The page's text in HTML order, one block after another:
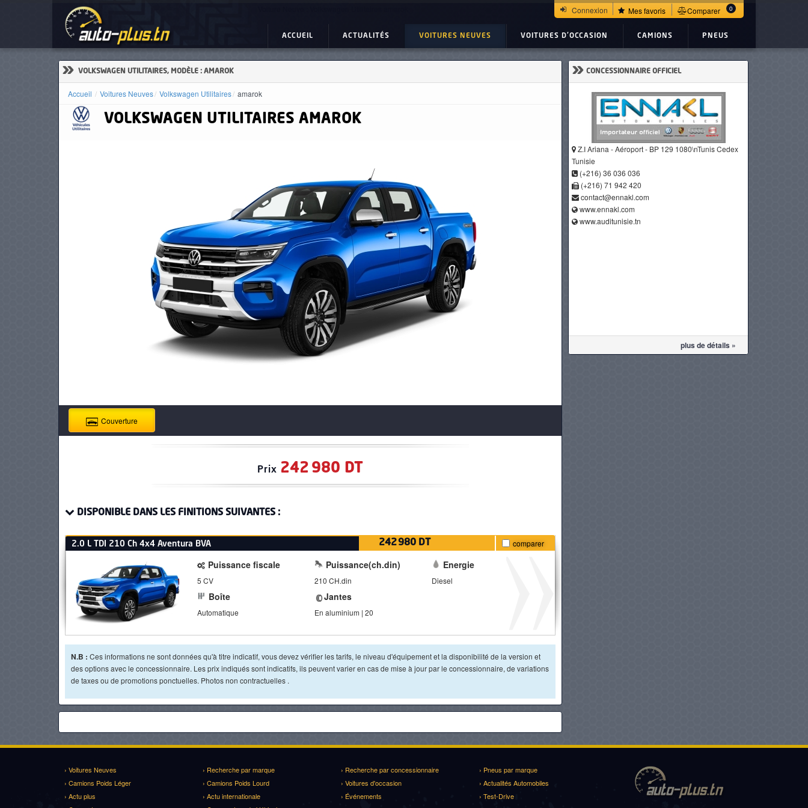
Connexion Mes favoris Comparer 0
ACCUEIL ACTUALITÉS VOITURES NEUVES VOITURES D'OCCASION CAMIONS PNEUS
» VOLKSWAGEN UTILITAIRES, MODÈLE : AMAROK
Accueil Voitures Neuves Volkswagen Utilitaires amarok
VOLKSWAGEN UTILITAIRES AMAROK
Couverture
Prix 242 980 DT
DISPONIBLE DANS LES FINITIONS SUIVANTES :
comparer
2.0 L TDI 210 Ch 4x4 Aventura BVA 242 980 DT
Puissance fiscale
5 CV
Puissance(ch.din)
210 CH.din
Energie
Diesel
Boîte
Automatique
Jantes
En aluminium | 20
N.B : Ces informations ne sont données qu'à titre indicatif, vous devez vérifier les tarifs, le niveau d'équipement et la disponibilité de la version et
des options avec le concessionnaire. Les prix indiqués sont indicatifs, ils peuvent varier en cas de mise à jour par le concessionnaire, de variations
de taxes ou de promotions ponctuelles. Photos non contractuelles .
» CONCESSIONNAIRE OFFICIEL
Z.I Ariana - Aéroport - BP 129 1080\nTunis Cedex
Tunisie
(+216) 36 036 036
(+216) 71 942 420
contact@ennakl.com
www.ennakl.com
www.auditunisie.tn
plus de détails »
› Voitures Neuves › Recherche par marque › Recherche par concessionnaire
› Pneus par marque
› Camions Poids Léger
› Camions Poids Lourd › Voitures d'occasion
› Actualités Automobiles
› Actu plus
› Actu internationale › Événements
› Test-Drive
ACTUALITÉS